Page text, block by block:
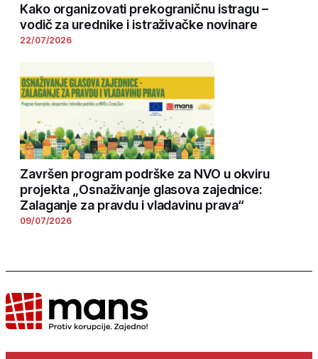
Kako organizovati prekograničnu istragu –
vodič za urednike i istraživačke novinare
22/07/2026
Završen program podrške za NVO u okviru
projekta „Osnaživanje glasova zajednice:
Zalaganje za pravdu i vladavinu prava“
09/07/2026